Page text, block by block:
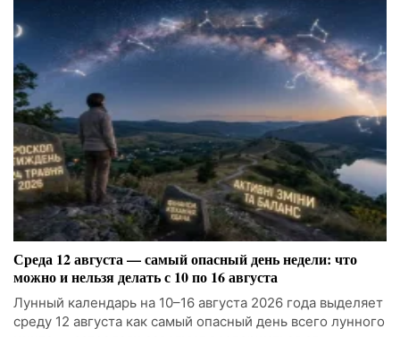
Среда 12 августа — самый опасный день недели: что
можно и нельзя делать с 10 по 16 августа
Лунный календарь на 10–16 августа 2026 года выделяет
среду 12 августа как самый опасный день всего лунного